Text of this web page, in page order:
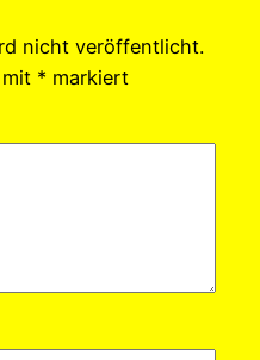
nicht veröffentlicht.
* markiert